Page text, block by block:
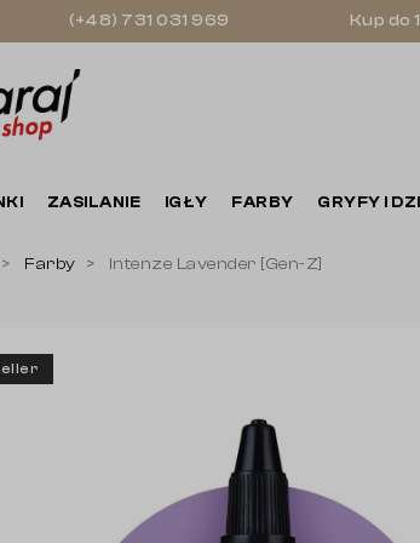
(+48) 731 031 969 Kup do
ZASILANIE IGŁY FARBY GRYFY I
Farby Intenze Lavender [Gen-Z]